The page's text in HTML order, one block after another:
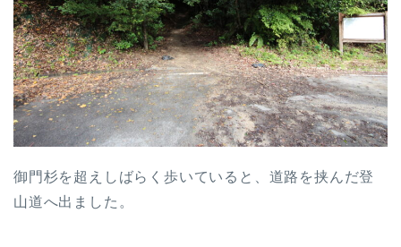
御門杉を超えしばらく歩いていると、道路を挟んだ登
山道へ出ました。